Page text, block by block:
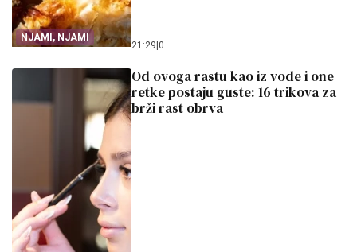
NJAMI, NJAMI
21:29 0
Od ovoga rastu kao iz vode i one
retke postaju guste: 16 trikova za
brži rast obrva